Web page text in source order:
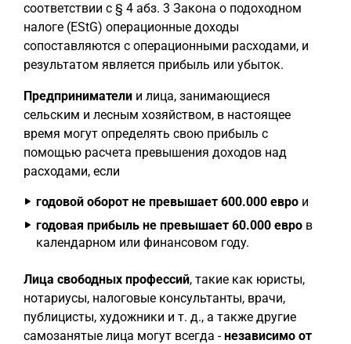
соответствии с § 4 абз. 3 Закона о подоходном
налоге (EStG) операционные доходы
сопоставляются с операционными расходами, и
результатом является прибыль или убыток.
Предприниматели и лица, занимающиеся
сельским и лесным хозяйством, в настоящее
время могут определять свою прибыль с
помощью расчета превышения доходов над
расходами, если
годовой оборот не превышает 600.000 евро и
годовая прибыль не превышает 60.000 евро в
календарном или финансовом году.
Лица свободных профессий, такие как юристы,
нотариусы, налоговые консультанты, врачи,
публицисты, художники и т. д., а также другие
самозанятые лица могут всегда -независимо от